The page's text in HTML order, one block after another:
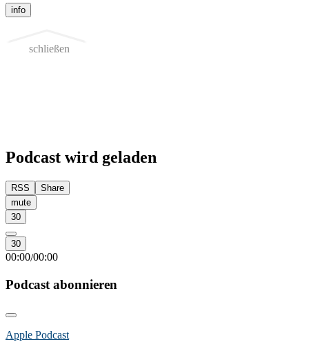
info
schließen
Podcast wird geladen
RSS
Share
mute
30
30
00:00/00:00
Podcast abonnieren
Apple Podcast